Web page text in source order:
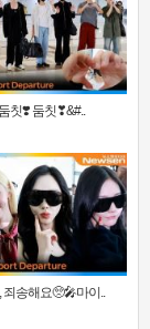
칫❣️ 둠칫❣&#..
죄송해요🥺🎤마이..